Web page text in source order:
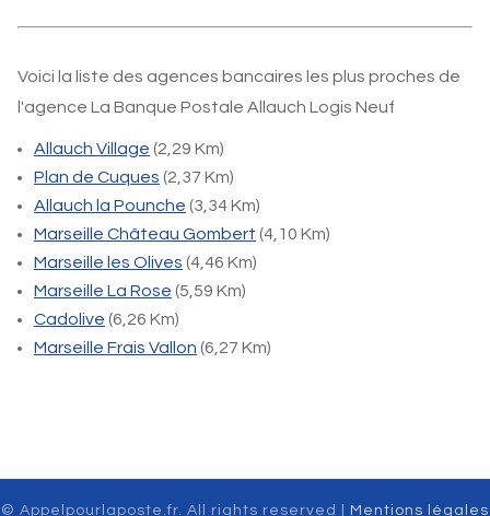
Voici la liste des agences bancaires les plus proches de
l'agence La Banque Postale Allauch Logis Neuf
Allauch Village (2,29 Km)
Plan de Cuques (2,37 Km)
Allauch la Pounche (3,34 Km)
Marseille Château Gombert (4,10 Km)
Marseille les Olives (4,46 Km)
Marseille La Rose (5,59 Km)
Cadolive (6,26 Km)
Marseille Frais Vallon (6,27 Km)
© Appelpourlaposte.fr. All rights reserved | Mentions légales